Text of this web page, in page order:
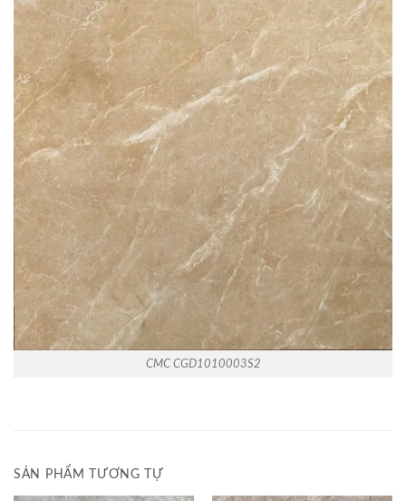
CMC CGD1010003S2
SẢN PHẨM TƯƠNG TỰ